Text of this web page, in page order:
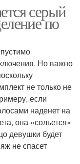
серый
по
Но важно
не только не
если
наденет на
она «сольется»
девушки будет
не спасет